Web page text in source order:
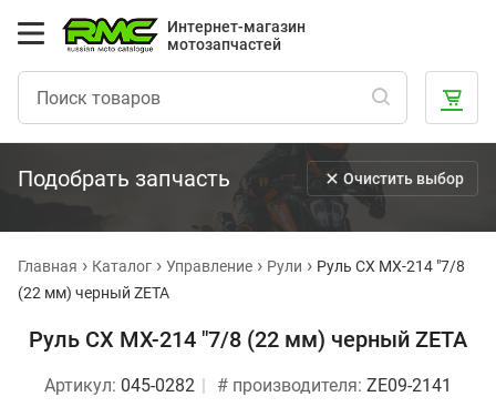
Интернет-магазин
мотозапчастей
Подобрать запчасть Очистить выбор
Главная Каталог Управление Рули
Руль CX MX-214 "7/8
(22 мм) черный ZETA
Руль CX MX-214 "7/8 (22 мм) черный ZETA
Артикул: 045-0282 # производителя: ZE09-2141